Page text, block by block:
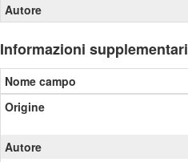
Autore
Informazioni supplementari
Nome campo
Origine
Autore